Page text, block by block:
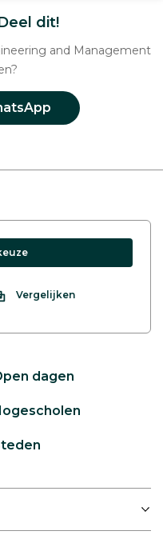
dit!
and Management
Vergelijken
dagen